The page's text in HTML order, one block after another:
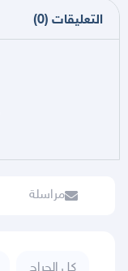
التعليقات (
0
)
مراسلة